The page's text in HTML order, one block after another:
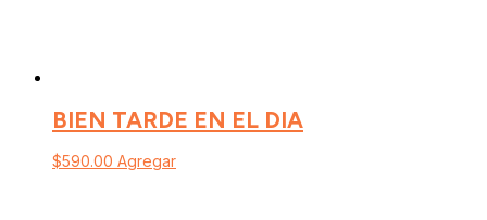
BIEN TARDE EN EL DIA
$590.00 Agregar